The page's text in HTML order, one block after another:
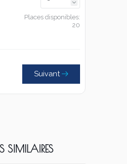
Places disponibles:
20
Suivant
SIMILAIRES